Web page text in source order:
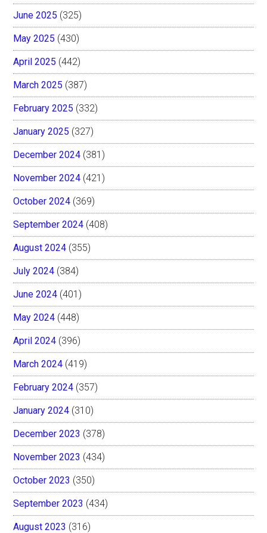
June 2025 (325)
May 2025 (430)
April 2025 (442)
March 2025 (387)
February 2025 (332)
January 2025 (327)
December 2024 (381)
November 2024 (421)
October 2024 (369)
September 2024 (408)
August 2024 (355)
July 2024 (384)
June 2024 (401)
May 2024 (448)
April 2024 (396)
March 2024 (419)
February 2024 (357)
January 2024 (310)
December 2023 (378)
November 2023 (434)
October 2023 (350)
September 2023 (434)
August 2023 (316)